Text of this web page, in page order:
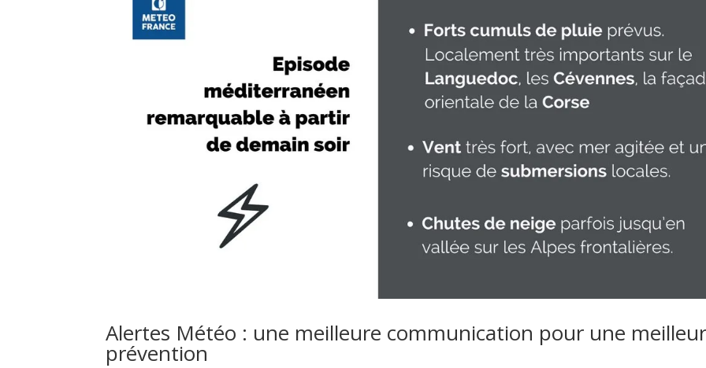
Alertes Météo : une meilleure communication pour une
prévention